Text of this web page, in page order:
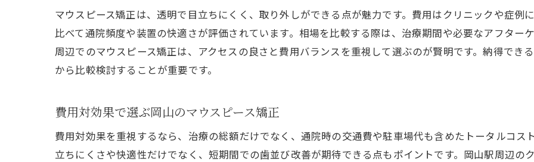
岡山で注目の矯正治療を徹底比較
見た目や快適さで選ぶ矯正治療の選択肢
忙しい方に最適な岡山駅近マウスピース矯正活用法
時短で通えるマウスピース矯正のすすめ
マウスピース矯正は、透明で目立ちにくく、取り外しができる点が魅力です。費用はクリニックや症例
比べて通院頻度や装置の快適さが評価されています。相場を比較する際は、治療期間や必要なアフター
周辺でのマウスピース矯正は、アクセスの良さと費用バランスを重視して選ぶのが賢明です。納得でき
から比較検討することが重要です。
費用対効果で選ぶ岡山のマウスピース矯正
費用対効果を重視するなら、治療の総額だけでなく、通院時の交通費や駐車場代も含めたトータルコス
立ちにくさや快適性だけでなく、短期間での歯並び改善が期待できる点もポイントです。岡山駅周辺の